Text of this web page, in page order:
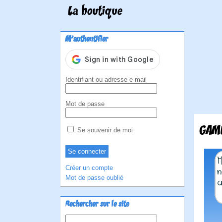
La boutique
M'authentifier
Identifiant ou adresse e-mail
Mot de passe
Se souvenir de moi
Créer un compte
Mot de passe oublié
Rechercher sur le site